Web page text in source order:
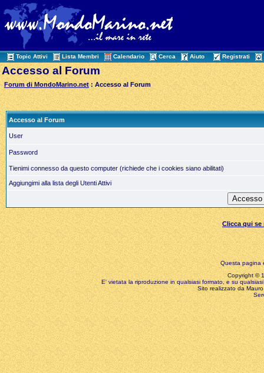
Topic Attivi Lista Membri Calendario Cerca Aiuto Registrati
Accesso al Forum
Forum di MondoMarino.net : Accesso al Forum
Accesso al Forum
User
Password
Tienimi connesso da questo computer (richiede che i cookies siano abilitati)
Aggiungimi alla lista degli Utenti Attivi
Clicca qui se
Questa pagina
Copyright ©
E' vietata la riproduzione in qualsiasi formato, e su
Sito realizzato da